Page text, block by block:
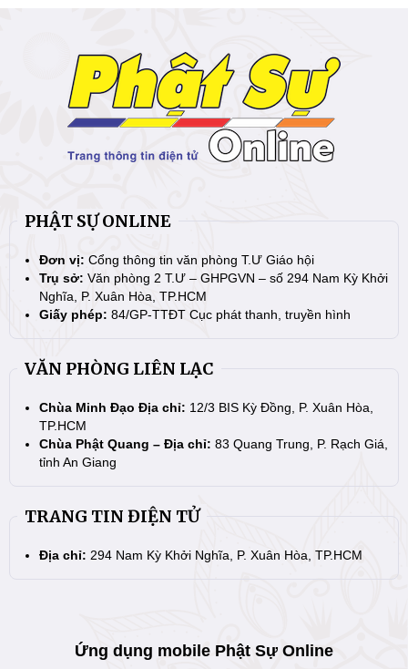
PHẬT SỰ ONLINE
Đơn vị: Cổng thông tin văn phòng T.Ư Giáo hội
Trụ sở: Văn phòng 2 T.Ư – GHPGVN – số 294 Nam Kỳ Khởi
Nghĩa, P. Xuân Hòa, TP.HCM
Giấy phép: 84/GP-TTĐT Cục phát thanh, truyền hình
VĂN PHÒNG LIÊN LẠC
Chùa Minh Đạo Địa chỉ: 12/3 BIS Kỳ Đồng, P. Xuân Hòa,
TP.HCM
Chùa Phật Quang – Địa chỉ: 83 Quang Trung, P. Rạch Giá,
tỉnh An Giang
TRANG TIN ĐIỆN TỬ
Địa chỉ: 294 Nam Kỳ Khởi Nghĩa, P. Xuân Hòa, TP.HCM
Ứng dụng mobile Phật Sự Online